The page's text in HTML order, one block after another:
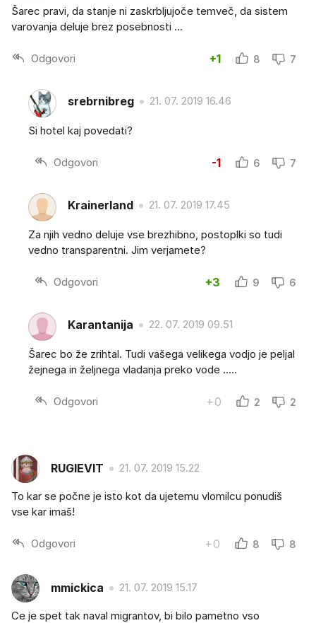
Šarec pravi, da stanje ni zaskrbljujoče temveč, da sistem
varovanja deluje brez posebnosti ...
Odgovori +1 8 7
srebrnibreg 21. 07. 2019 16.46
Si hotel kaj povedati?
Odgovori -1 6 7
Krainerland 21. 07. 2019 17.45
Za njih vedno deluje vse brezhibno, postoplki so tudi
vedno transparentni. Jim verjamete?
Odgovori +3 9 6
Karantanija 22. 07. 2019 09.51
Šarec bo že zrihtal. Tudi vašega velikega vodjo je peljal
žejnega in željnega vladanja preko vode .....
Odgovori +0 2 2
RUGIEVIT 21. 07. 2019 15.22
To kar se počne je isto kot da ujetemu vlomilcu ponudiš
vse kar imaš!
Odgovori +0 8 8
mmickica 21. 07. 2019 15.17
Ce je spet tak naval migrantov, bi bilo pametno vso